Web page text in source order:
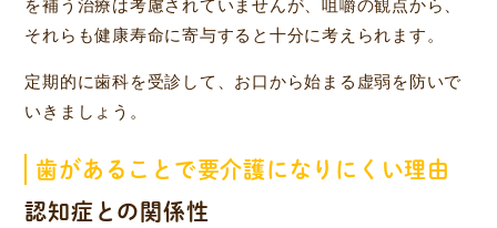
を補う治療は考慮されていませんが、咀嚼の観点から、
それらも健康寿命に寄与すると十分に考えられます。
定期的に歯科を受診して、お口から始まる虚弱を防いで
いきましょう。
歯があることで要介護になりにくい理由
認知症との関係性